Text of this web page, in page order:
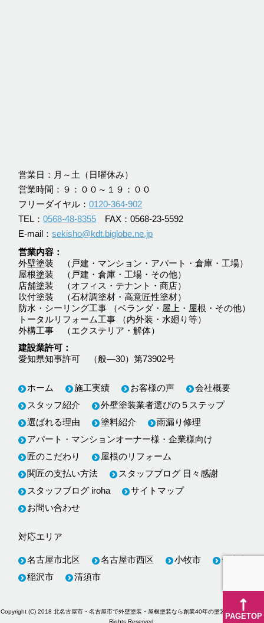
営業日：月～土（日曜休み）
営業時間：９：００～１９：００
フリーダイヤル：0120-364-902
TEL：0568-48-8355 FAX：0568-23-5592
E-mail：sekisho@kdt.biglobe.ne.jp
営業内容
外壁塗装 （戸建・マンション・アパート・倉庫・工場）
屋根塗装 （戸建・倉庫・工場・その他）
店舗塗装 （オフィス・テナント・商店）
吹付塗装 （石材調塗材・高意匠性塗材）
防水・シーリング工事 （ベランダ・屋上・屋根・その他）
トータルリフォーム工事 （内外装・水廻り等）
外構工事 （エクステリア・解体）
建設業許可
愛知県知事許可 （般―30）第73902号
ホーム 施工実績 お客様の声
会社概要
スタッフ紹介
外壁塗装業者選びの５ステップ
選ばれる理由
塗料紹介
雨漏り修理
アパート・マンションオーナー様・企業様向け
匠のこだわり
屋根のリフォーム
関匠の支払い方法
スタッフブログ 日々感謝
スタッフブログ iroha
サイトマップ
お問い合わせ
対応エリア
名古屋市北区 名古屋市西区 小牧市
一宮市
稲沢市
清須市
Copyright (C) 2018 北名古屋市・名古屋市で外壁塗装・屋根塗装なら創業40年の塗装専門店関匠All
PAGETOP